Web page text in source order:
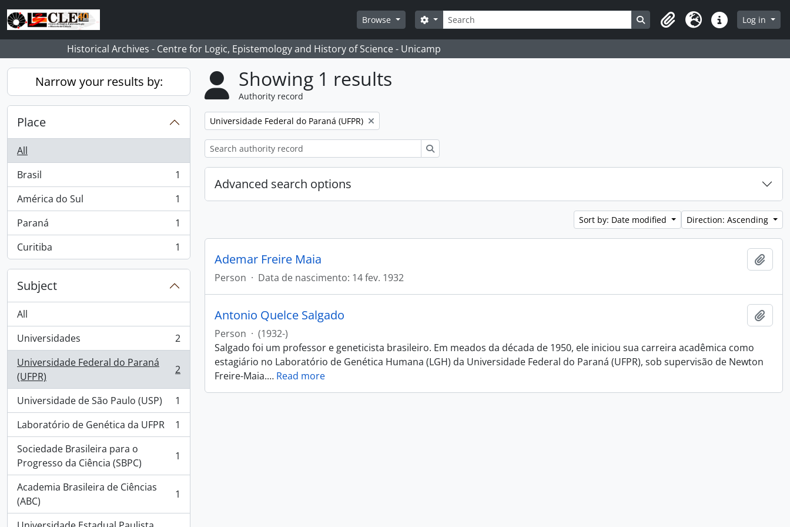
Skip to main content
Browse
Search
Search options Search in browse page
ClipboardLanguageQuick linksLog in
Historical Archives - Centre for Logic, Epistemology and History of Science - Unicamp
Narrow your results by:
Place
All
Brasil
, 1 results
1
América do Sul
, 1 results
1
Paraná
, 1 results
1
Curitiba
, 1 results 1
Subject
All
Universidades
, 2 results
2
Universidade Federal do Paraná
(UFPR)
, 2 results 2
Universidade de São Paulo (USP)
, 1 results
1
Laboratório de Genética da UFPR
, 1 results
1
Sociedade Brasileira para o
Progresso da Ciência (SBPC)
, 1 results 1
Academia Brasileira de Ciências
(ABC)
, 1 results 1
Showing 1 results
Authority record
Remove filter:
Universidade Federal do Paraná (UFPR)
Advanced search options
Sort by: Date modified Direction: Ascending
Ademar Freire Maia
Person · Data de nascimento: 14 fev. 1932
Antonio Quelce Salgado
Person · (1932-)
Salgado foi um professor e geneticista brasileiro. Em meados da década de 1950, ele iniciou sua carreira acadêmica como
estagiário no Laboratório de Genética Humana (LGH) da Universidade Federal do Paraná (UFPR), sob supervisão de Newton
Freire-Maia.… Read more